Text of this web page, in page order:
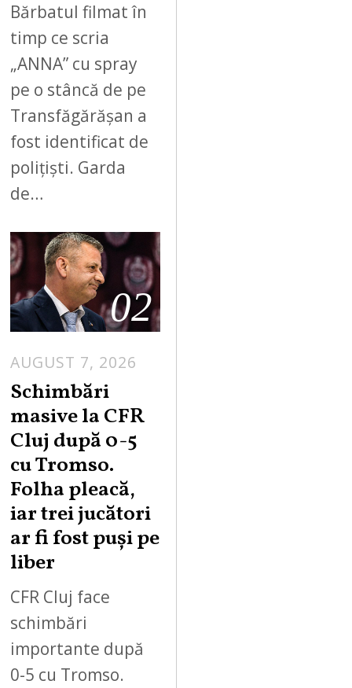
Bărbatul filmat în
timp ce scria
„ANNA” cu spray
pe o stâncă de pe
Transfăgărășan a
fost identificat de
polițiști. Garda
de…
02
AUGUST 7, 2026
Schimbări
masive la CFR
Cluj după 0-5
cu Tromso.
Folha pleacă,
iar trei jucători
ar fi fost puși pe
liber
CFR Cluj face
schimbări
importante după
0-5 cu Tromso.